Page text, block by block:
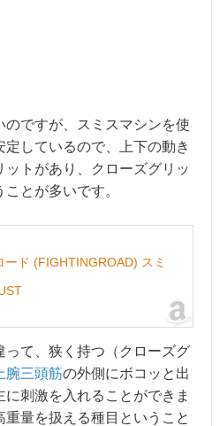
ですが、スミスマシンを使
定しているので、上下の動き
トがあり、クローズグリッ
とが多いです。
ード (FIGHTINGROAD) スミ
って、狭く持つ（クローズグ
上腕三頭筋の外側にボコッと出
刺激を入れることができま
量を扱える種目ということ